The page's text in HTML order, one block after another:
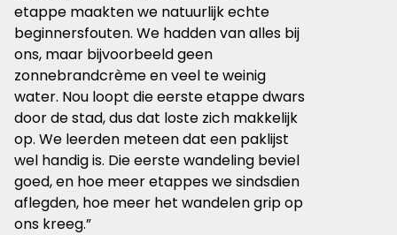
etappe maakten we natuurlijk echte
beginnersfouten. We hadden van alles bij
ons, maar bijvoorbeeld geen
zonnebrandcrème en veel te weinig
water. Nou loopt die eerste etappe dwars
door de stad, dus dat loste zich makkelijk
op. We leerden meteen dat een paklijst
wel handig is. Die eerste wandeling beviel
goed, en hoe meer etappes we sindsdien
aflegden, hoe meer het wandelen grip op
ons kreeg.”